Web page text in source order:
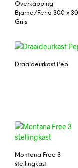
Overkapping
Bjarne/Feria 300 x
Grijs
Draaideurkast Pep
Montana Free 3
stellingkast